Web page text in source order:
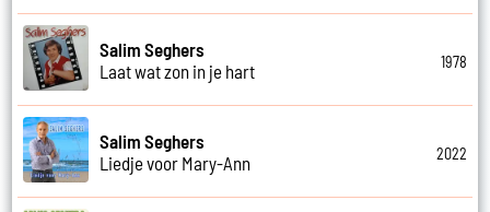
Salim Seghers
Laat wat zon in je hart
1978
Salim Seghers
Liedje voor Mary-Ann
2022